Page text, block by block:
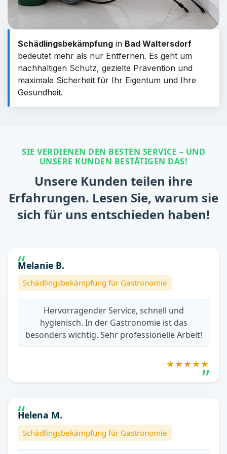
Schädlingsbekämpfung in Bad Waltersdorf
bedeutet mehr als nur Entfernen. Es geht um
nachhaltigen Schutz, gezielte Prävention und
maximale Sicherheit für Ihr Eigentum und Ihre
Gesundheit.
SIE VERDIENEN DEN BESTEN SERVICE – UND
UNSERE KUNDEN BESTÄTIGEN DAS!
Unsere Kunden teilen ihre
Erfahrungen. Lesen Sie, warum sie
sich für uns entschieden haben!
Melanie B.
Schädlingsbekämpfung für Gastronomie
Hervorragender Service, schnell und
hygienisch. In der Gastronomie ist das
besonders wichtig. Sehr professionelle Arbeit!
★★★★★
Helena M.
Schädlingsbekämpfung für Gastronomie